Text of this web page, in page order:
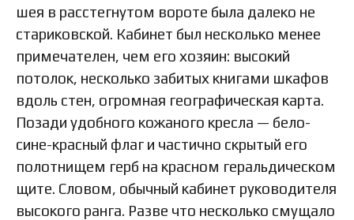
шея в расстегнутом вороте была далеко не
стариковской. Кабинет был несколько менее
примечателен, чем его хозяин: высокий
потолок, несколько забитых книгами шкафов
вдоль стен, огромная географическая карта.
Позади удобного кожаного кресла — бело-
сине-красный флаг и частично скрытый его
полотнищем герб на красном геральдическом
щите. Словом, обычный кабинет руководителя
высокого ранга. Разве что несколько смущало